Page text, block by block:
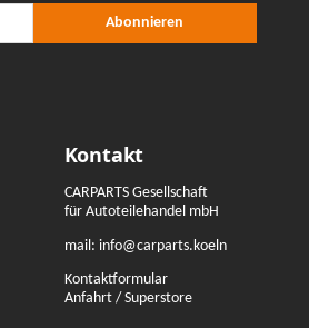
Abonnieren
Kontakt
CARPARTS Gesellschaft
für Autoteilehandel mbH
mail: info@carparts.koeln
Kontaktformular
Anfahrt / Superstore